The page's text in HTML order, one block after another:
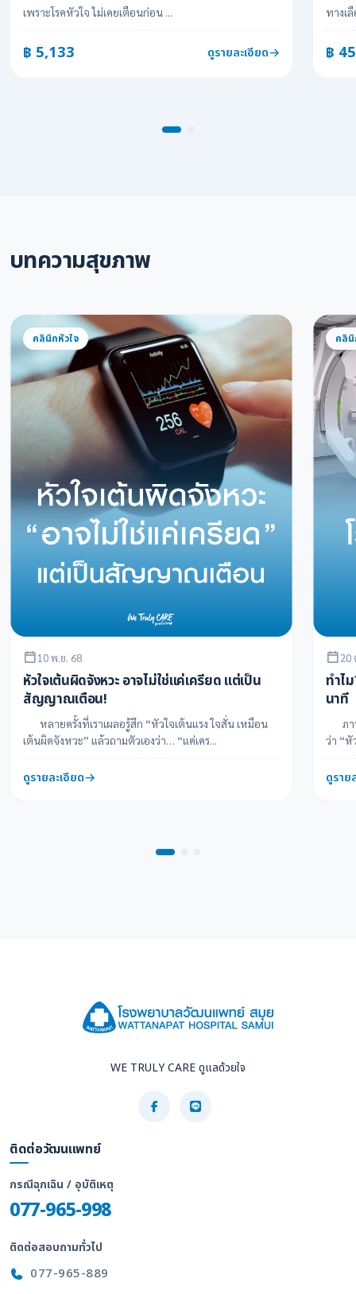
เพราะโรคหัวใจ ไม่เคยเตือนก่อน ...
฿ 5,133 ดูรายละเอียด ฿
บทความสุขภาพ
คลินิกหัวใจ
10 พ.ย. 68
หัวใจเต้นผิดจังหวะ อาจไม่ใช่แค่เครียด แต่เป็น
สัญญาณเตือน!
หลายครั้งที่เราเผลอรู้สึก “หัวใจเต้นแรง ใจสั่น เหมือน
เต้นผิดจังหวะ” แล้วถามตัวเองว่า… “แค่เคร...
ดูรายละเอียด
คลินิ
20
ทำไ
นาที
ภาว
ว่า “หั
ดูราย
WE TRULY CARE ดูแลด้วยใจ
ติดต่อวัฒนแพทย์
กรณีฉุกเฉิน / อุบัติเหตุ
077-965-998
ติดต่อสอบถามทั่วไป
077-965-889